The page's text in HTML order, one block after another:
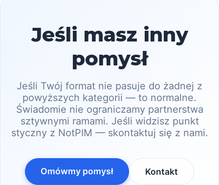
Jeśli masz inny
pomysł
Jeśli Twój format nie pasuje do żadnej z
powyższych kategorii — to normalne.
Świadomie nie ograniczamy partnerstwa
sztywnymi ramami. Jeśli widzisz punkt
styczny z NotPIM — skontaktuj się z nami.
Omówmy pomysł Kontakt